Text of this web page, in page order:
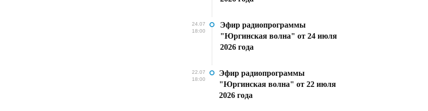
24.07
18:00
Эфир радиопрограммы
"Юргинская волна" от 24 июля
2026 года
22.07
18:00
Эфир радиопрограммы
"Юргинская волна" от 22 июля
2026 года